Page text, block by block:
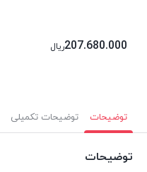
207.680.000ریال
توضیحات توضیحات تکمیلی
توضیحات